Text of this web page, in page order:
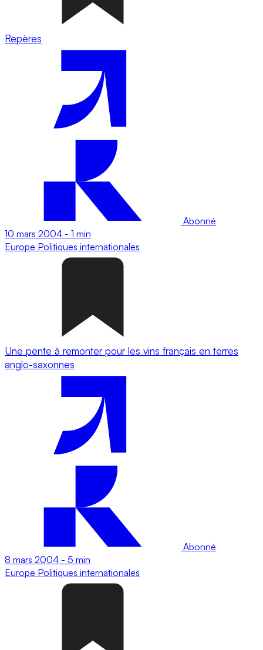
Repères
Abonné
10 mars 2004 - 1 min
Europe Politiques internationales
Une pente à remonter pour les vins français en terres
anglo-saxonnes
Abonné
8 mars 2004 - 5 min
Europe Politiques internationales